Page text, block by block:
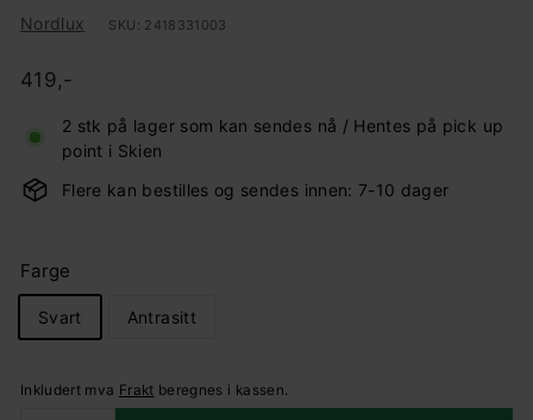
Nordlux SKU: 2418331003
Pris
Ordinær
419,-
2 stk på lager som kan sendes nå / Hentes på pick up
point i Skien
Flere kan bestilles og sendes innen: 7-10 dager
Farge
Svart Antrasitt
Inkludert mva Frakt beregnes i kassen.